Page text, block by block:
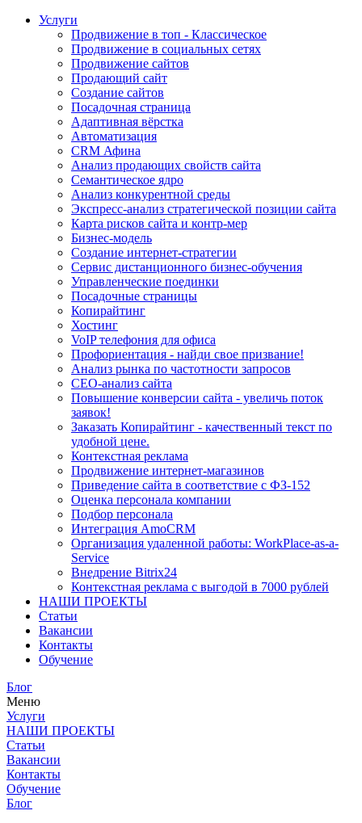
Услуги
Продвижение в топ - Классическое
Продвижение в социальных сетях
Продвижение сайтов
Продающий сайт
Создание сайтов
Посадочная страница
Адаптивная вёрстка
Автоматизация
CRM Афина
Анализ продающих свойств сайта
Семантическое ядро
Анализ конкурентной среды
Экспресс-анализ стратегической позиции сайта
Карта рисков сайта и контр-мер
Бизнес-модель
Создание интернет-стратегии
Сервис дистанционного бизнес-обучения
Управленческие поединки
Посадочные страницы
Копирайтинг
Хостинг
VoIP телефония для офиса
Профориентация - найди свое призвание!
Анализ рынка по частотности запросов
СЕО-анализ сайта
Повышение конверсии сайта - увеличь поток
заявок!
Заказать Копирайтинг - качественный текст по
удобной цене.
Контекстная реклама
Продвижение интернет-магазинов
Приведение сайта в соответствие с ФЗ-152
Оценка персонала компании
Подбор персонала
Интеграция AmoCRM
Организация удаленной работы: WorkPlace-as-a-
Service
Внедрение Bitrix24
Контекстная реклама с выгодой в 7000 рублей
НАШИ ПРОЕКТЫ
Статьи
Вакансии
Контакты
Обучение
Блог
Меню
Услуги
НАШИ ПРОЕКТЫ
Статьи
Вакансии
Контакты
Обучение
Блог